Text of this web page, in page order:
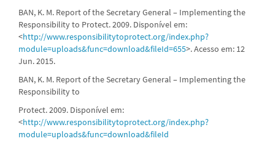
BAN, K. M. Report of the Secretary General – Implementing the
Responsibility to Protect. 2009. Disponível em:
<http://www.responsibilitytoprotect.org/index.php?
module=uploads&func=download&fileId=655>. Acesso em: 12
Jun. 2015.
BAN, K. M. Report of the Secretary General – Implementing the
Responsibility to
Protect. 2009. Disponível em:
<http://www.responsibilitytoprotect.org/index.php?
module=uploads&func=download&fileId